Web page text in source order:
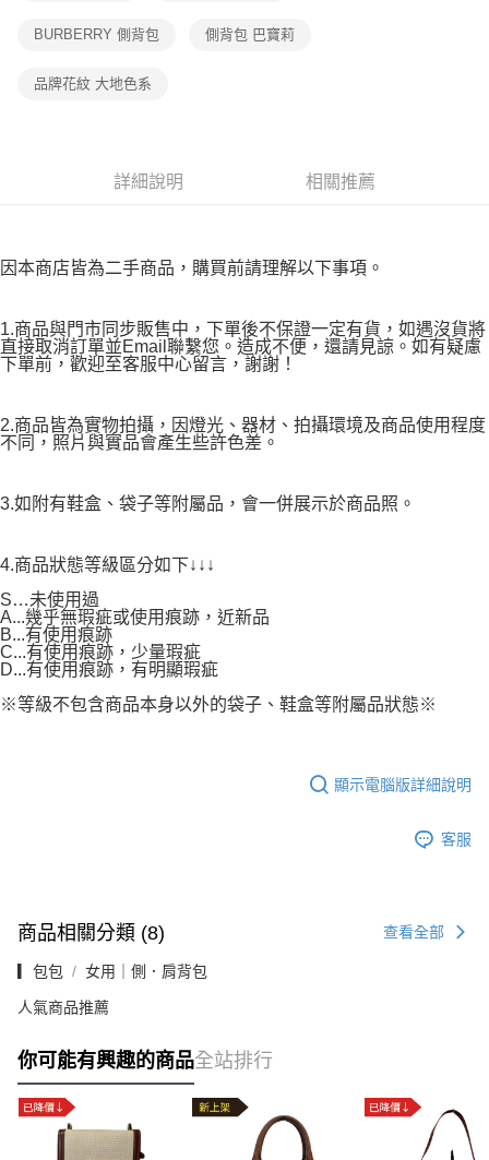
３．未成年的使用者請事先徵得法定代理人或監護人之同意方可使用
「AFTEE先享後付」，若未經同意申辦者引起之損失，本公司不負相關責
４．使用「AFTEE先享後付」時，將依據個別帳號之用戶狀況，依本公司即
BURBERRY 側背包 側背包 巴寶莉
品牌花紋 大地色系
詳細說明 相關推薦
因本商店皆為二手商品，購買前請理解以下事項。
1.商品與門市同步販售中，下單後不保證一定有貨，如遇沒貨將
直接取消訂單並Email聯繫您。造成不便，還請見諒。如有疑慮
下單前，歡迎至客服中心留言，謝謝！
2.商品皆為實物拍攝，因燈光、器材、拍攝環境及商品使用程度
不同，照片與實品會產生些許色差。
3.如附有鞋盒、袋子等附屬品，會一併展示於商品照。
4.商品狀態等級區分如下↓↓↓
S…未使用過
A...幾乎無瑕疵或使用痕跡，近新品
B...有使用痕跡
C...有使用痕跡，少量瑕疵
D...有使用痕跡，有明顯瑕疵
※等級不包含商品本身以外的袋子、鞋盒等附屬品狀態※
顯示電腦版詳細說明
客服
商品相關分類 (8) 查看全部
▎包包 女用｜側．肩背包
人氣商品推薦
你可能有興趣的商品全站排行